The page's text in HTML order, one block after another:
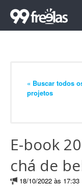
« Buscar todos
projetos
E-book
chá de
18/10/2022 às 17:33